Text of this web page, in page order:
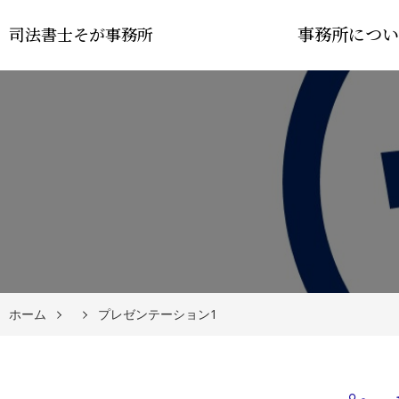
司法書士そが事務所 事務所につ
ホーム プレゼンテーション1